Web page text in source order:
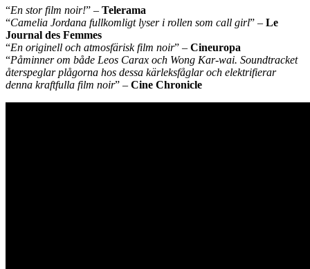
“En stor film noir!” – Telerama
“Camelia Jordana fullkomligt lyser i rollen som call girl” – Le
Journal des Femmes
“En originell och atmosfärisk film noir” – Cineuropa
“Påminner om både Leos Carax och Wong Kar-wai. Soundtracket
återspeglar plågorna hos dessa kärleksfåglar och elektrifierar
denna kraftfulla film noir” – Cine Chronicle